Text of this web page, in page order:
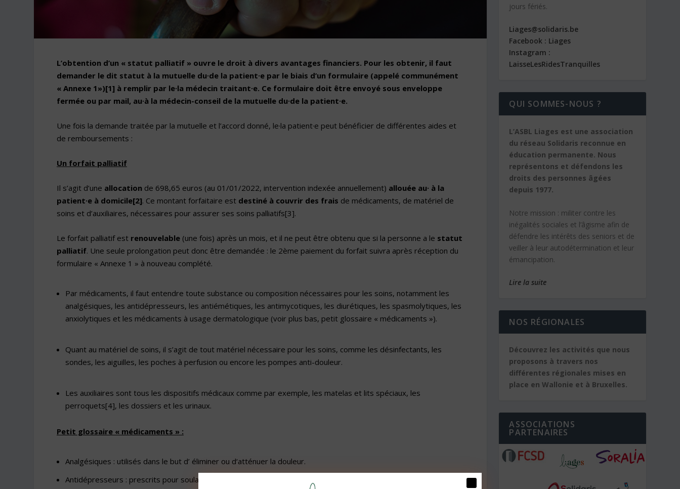
L’obtention d’un « statut palliatif » ouvre le droit à divers avantages financiers. Pour les obtenir, il faut
demander le dit statut à la mutuelle du·de la patient·e par le biais d’un formulaire (appelé communément
« Annexe 1»)[1] à remplir par le·la médecin traitant·e. Ce formulaire doit être envoyé sous enveloppe
fermée ou par mail, au·à la médecin-conseil de la mutuelle du·de la patient·e.
Une fois la demande traitée par la mutuelle et l’accord donné, le·la patient·e peut bénéficier de différentes aides et
de remboursements :
Un forfait palliatif
Il s’agit d’une allocation de 698,65 euros (au 01/01/2022, intervention indexée annuellement) allouée au· à la
patient·e à domicile[2]. Ce montant forfaitaire est destiné à couvrir des frais de médicaments, de matériel de
soins et d’auxiliaires, nécessaires pour assurer ses soins palliatifs[3].
Le forfait palliatif est renouvelable (une fois) après un mois, et il ne peut être obtenu que si la personne a le statut
palliatif. Une seule prolongation peut donc être demandée : le 2ème paiement du forfait suivra après réception du
formulaire « Annexe 1 » à nouveau complété.
Par médicaments, il faut entendre toute substance ou composition nécessaires pour les soins, notamment les
analgésiques, les antidépresseurs, les antiémétiques, les antimycotiques, les diurétiques, les spasmolytiques, les
anxiolytiques et les médicaments à usage dermatologique (voir plus bas, petit glossaire « médicaments »).
Quant au matériel de soins, il s’agit de tout matériel nécessaire pour les soins, comme les désinfectants, les
sondes, les aiguilles, les poches à perfusion ou encore les pompes anti-douleur.
Les auxiliaires sont tous les dispositifs médicaux comme par exemple, les matelas et lits spéciaux, les
perroquets[4], les dossiers et les urinaux.
Petit glossaire « médicaments » :
Analgésiques : utilisés dans le but d’ éliminer ou d‘atténuer la douleur.
Antidépresseurs : prescrits pour soulager les symptômes de la dépression. Certains peuvent aussi être utilisés
jours fériés.
Liages@solidaris.be
Facebook : Liages
Instagram :
LaisseLesRidesTranquilles
QUI SOMMES-NOUS ?
L’ASBL Liages est une association
du réseau Solidaris reconnue en
éducation permanente. Nous
représentons et défendons les
droits des personnes âgées
depuis 1977.
Notre mission : militer contre les
inégalités sociales et l’âgisme afin de
défendre les intérêts des seniors et de
veiller à leur autodétermination et leur
émancipation.
Lire la suite
NOS RÉGIONALES
Découvrez les activités que nous
proposons à travers nos
différentes régionales mises en
place en Wallonie et à Bruxelles.
ASSOCIATIONS
PARTENAIRES